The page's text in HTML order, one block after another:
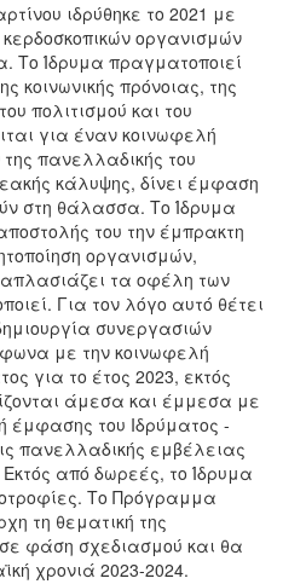
ιδρύθηκε το 2021 με
οργανισμών
Το Ίδρυμα πραγματοποιεί
κοινωνικής πρόνοιας, της
πολιτισμού και του
για έναν κοινωφελή
πανελλαδικής του
κάλυψης, δίνει έμφαση
στη θάλασσα. Το Ίδρυμα
του την έμπρακτη
οργανισμών,
τα οφέλη των
Για τον λόγο αυτό θέτει
συνεργασιών
με την κοινωφελή
για το έτος 2023, εκτός
άμεσα και έμμεσα με
έμφασης του Ιδρύματος -
πανελλαδικής εμβέλειας
από δωρεές, το Ίδρυμα
Το Πρόγραμμα
τη θεματική της
φάση σχεδιασμού και θα
χρονιά 2023-2024.